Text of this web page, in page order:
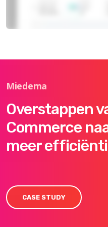
Miedema
Overstappen
Commerce
meer
CASE STUDY